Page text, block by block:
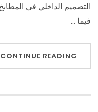
التصميم الداخلي في
فيما …
CONTINUE READING